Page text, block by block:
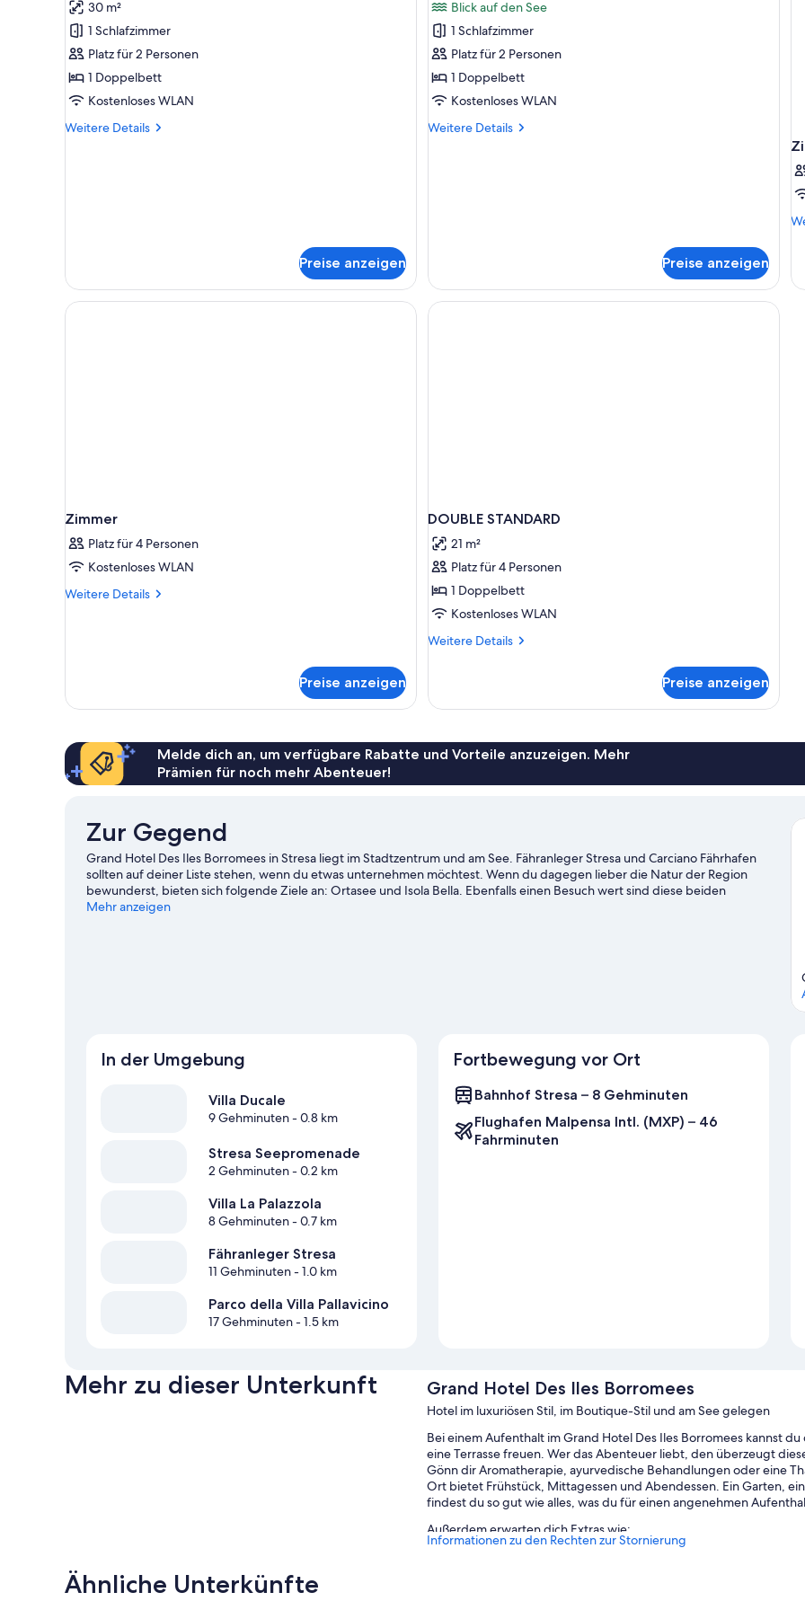
Suite
anzeigen
Bewertungen)
30 m²
1 Schlafzimmer
Platz für 2 Personen
1 Doppelbett
Kostenloses WLAN
Weitere Details
Weitere
Preise anzeigen
Suite,
Schlafzimmer,
Seeblick
anzeigen
Bewertung)
Blick auf den See
1 Schlafzimmer
Platz für 2 Personen
1 Doppelbett
Kostenloses WLAN
Weitere Details
Weitere
Preise anzeigen
Zimmer
Platz für 4 Personen
Kostenloses WLAN
Weitere Details
Weitere
Preise anzeigen
DOUBLE STANDARD
21 m²
Platz für 4 Personen
1 Doppelbett
Kostenloses WLAN
Weitere Details
Weitere
STANDARD
Preise anzeigen
Melde dich an, um verfügbare Rabatte und Vorteile anzuzeigen. Mehr
Prämien für noch mehr Abenteuer!
Zur Gegend
Grand Hotel Des Iles Borromees in Stresa liegt im Stadtzentrum und am See. Fähranleger Stresa und Carciano Fährhafen
sollten auf deiner Liste stehen, wenn du etwas unternehmen möchtest. Wenn du dagegen lieber die Natur der Region
bewunderst, bieten sich folgende Ziele an: Ortasee und Isola Bella. Ebenfalls einen Besuch wert sind diese beiden
Highlights: Botanischer Garten der Isola Madre und Parco Avventura. Beim Kajakfahren, beim Tauchen und beim
Mehr anzeigen
In der Umgebung
Villa Ducale
9 Gehminuten- 0.8 km
Stresa Seepromenade
2 Gehminuten- 0.2 km
Villa La Palazzola
8 Gehminuten- 0.7 km
Fähranleger Stresa
11 Gehminuten- 1.0 km
Parco della Villa Pallavicino
17 Gehminuten- 1.5 km
Fortbewegung vor Ort
Bahnhof Stresa – 8 Gehminuten
Flughafen Malpensa Intl. (MXP) – 46
Fahrminuten
Mehr zu dieser Unterkunft Grand Hotel Des Iles Borromees
Hotel im luxuriösen Stil, im Boutique-Stil und am See gelegen
Bei einem Aufenthalt im Grand Hotel Des Iles Borromees kannst
eine Terrasse freuen. Wer das Abenteuer liebt, den überzeugt
Gönn dir Aromatherapie, ayurvedische Behandlungen oder eine
Ort bietet Frühstück, Mittagessen und Abendessen. Ein Garten,
findest du so gut wie alles, was du für einen angenehmen
Außerdem erwarten dich Extras wie:
Informationen zu den Rechten zur Stornierung
Ähnliche Unterkünfte